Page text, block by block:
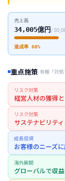
売上高
34,005億円 /
達成率 68%
重点施策 有報「対
リスク対策
経営人材の獲得
リスク対策
サステナビリテ
成長投資
お客様のニーズ
海外展開
グローバルで収